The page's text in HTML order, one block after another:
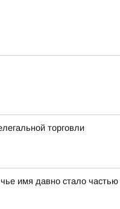
торговли
имя давно стало